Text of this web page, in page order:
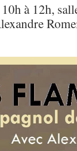
à 12h,